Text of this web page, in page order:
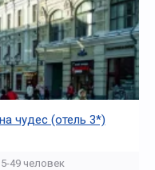
чудес (отель 3*)
49 человек